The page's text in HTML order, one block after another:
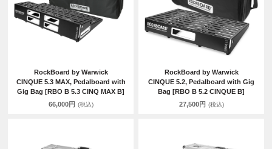
RockBoard by Warwick
CINQUE 5.3 MAX, Pedalboard with
Gig Bag [RBO B 5.3 CINQ MAX B]
66,000円 (税込)
RockBoard by Warwick
CINQUE 5.2, Pedalboard with Gig
Bag [RBO B 5.2 CINQUE B]
27,500円 (税込)